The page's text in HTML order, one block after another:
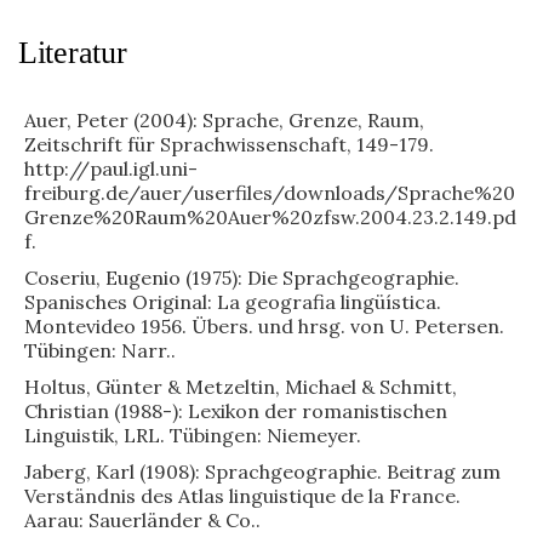
Literatur
Auer, Peter (2004): Sprache, Grenze, Raum,
Zeitschrift für Sprachwissenschaft, 149-179.
http://paul.igl.uni-
freiburg.de/auer/userfiles/downloads/Sprache%20
Grenze%20Raum%20Auer%20zfsw.2004.23.2.149.pd
f.
Coseriu, Eugenio (1975): Die Sprachgeographie.
Spanisches Original: La geografia lingüística.
Montevideo 1956. Übers. und hrsg. von U. Petersen.
Tübingen: Narr..
Holtus, Günter & Metzeltin, Michael & Schmitt,
Christian (1988-): Lexikon der romanistischen
Linguistik, LRL. Tübingen: Niemeyer.
Jaberg, Karl (1908): Sprachgeographie. Beitrag zum
Verständnis des Atlas linguistique de la France.
Aarau: Sauerländer & Co..